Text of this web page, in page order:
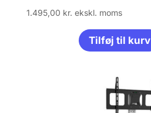
1.495,00 kr. ekskl. moms
Tilføj til kurv